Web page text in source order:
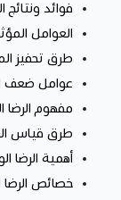
فوائد ونتائج
العوامل
طرق تحفيز
عوامل ضعف
مفهوم الرضا
طرق قياس
أهمية الرضا
خصائص الرضا